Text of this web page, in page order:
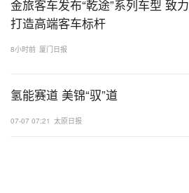
金旅客车发布“乾途”系列车型 致力
打造高端客车标杆
8小时前 厦门日报
氢能赛道 美锦“驭”道
07-07 07:21 太原日报